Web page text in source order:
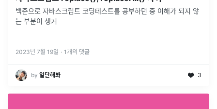
백준으로 자바스크립트 코딩테스트를 공부하던 중 이해가 되지 않
는 부분이 생겨
2023년 7월 19일 · 1 개의 댓글
by 일단해봐 3